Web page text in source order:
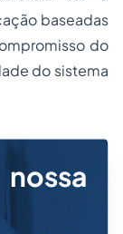
baseadas
do
do sistema